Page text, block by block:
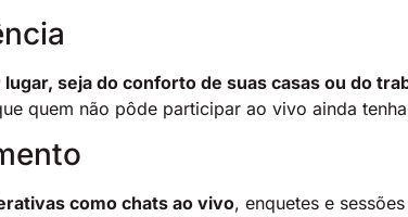
seja do conforto de suas casas ou do
quem não pôde participar ao vivo ainda
como chats ao vivo, enquetes e